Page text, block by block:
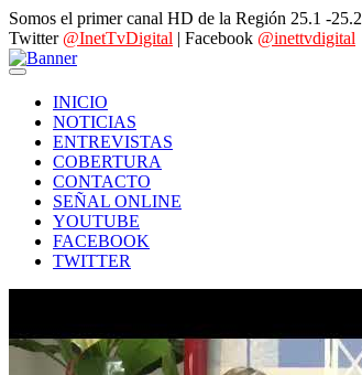
Somos el primer canal HD de la Región 25.1 -25.2
Twitter @InetTvDigital | Facebook @inettvdigital
INICIO
NOTICIAS
ENTREVISTAS
COBERTURA
CONTACTO
SEÑAL ONLINE
YOUTUBE
FACEBOOK
TWITTER